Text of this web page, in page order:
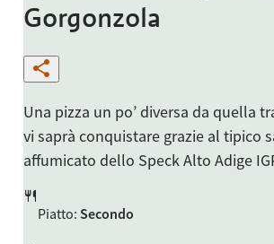
Gorgonzola
Una pizza un po’ diversa da quella
vi saprà conquistare grazie al tipico
affumicato dello Speck Alto Adige
Piatto: Secondo